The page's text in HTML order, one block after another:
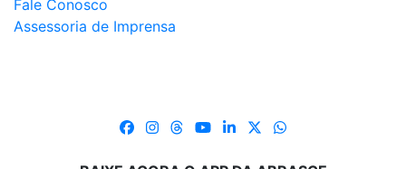
Fale Conosco
Assessoria de Imprensa